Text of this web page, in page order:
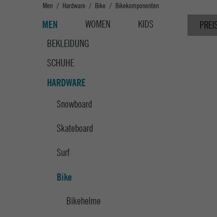
Men Hardware Bike Bikekomponenten
MEN WOMEN
KIDS
BEKLEIDUNG
SCHUHE
HARDWARE
Snowboard
Skateboard
Surf
Bike
Bikehelme